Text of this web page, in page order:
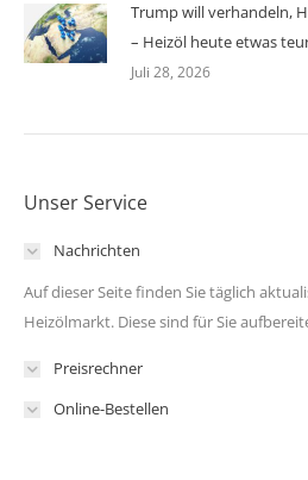
Trump will verhandeln,
– Heizöl heute etwas
Juli 28, 2026
Unser Service
Nachrichten
Auf dieser Seite finden Sie täglich
Heizölmarkt. Diese sind für Sie
Preisrechner
Online-Bestellen